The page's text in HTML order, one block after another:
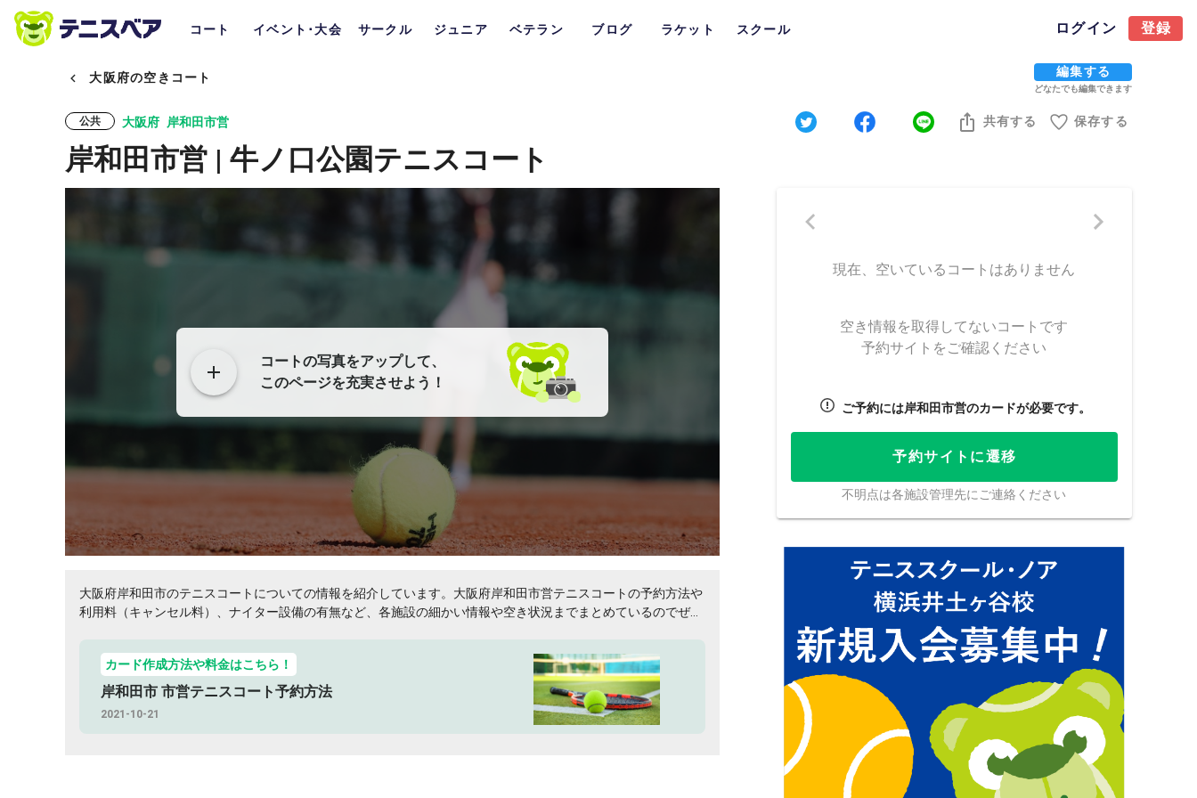
コート イベント･大会 サークル ジュニア ベテラン ブログ ラケット スクール ログイン 登録
大阪府の空きコート 編集する
どなたでも編集できます
公共 大阪府 岸和田市営 共有する 保存する
岸和田市営 | 牛ノ口公園テニスコート
コートの写真をアップして、
このページを充実させよう！
大阪府岸和田市のテニスコートについての情報を紹介しています。大阪府岸和田市営テニスコートの予約方法や
利用料（キャンセル料）、ナイター設備の有無など、各施設の細かい情報や空き状況までまとめているのでぜひ
カード作成方法や料金はこちら！
岸和田市 市営テニスコート予約方法
2021-10-21
現在、空いているコートはありません
空き情報を取得してないコートです
予約サイトをご確認ください
ご予約には岸和田市営のカードが必要です。
予約サイトに遷移
不明点は各施設管理先にご連絡ください